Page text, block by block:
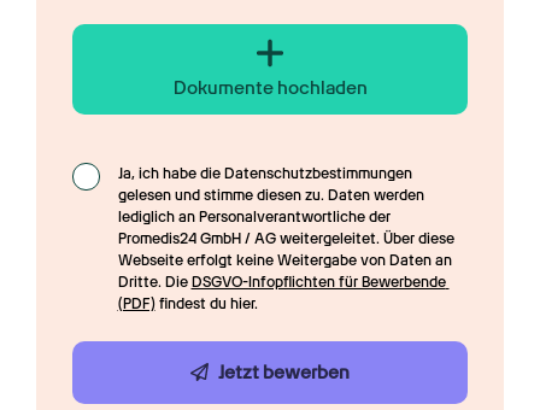
Dokumente hochladen
Ja, ich habe die Datenschutzbestimmungen
gelesen und stimme diesen zu. Daten werden
lediglich an Personalverantwortliche der
Promedis24 GmbH / AG weitergeleitet. Über diese
Webseite erfolgt keine Weitergabe von Daten an
Dritte. Die DSGVO-Infopflichten für Bewerbende
(PDF) findest du hier.
Jetzt bewerben